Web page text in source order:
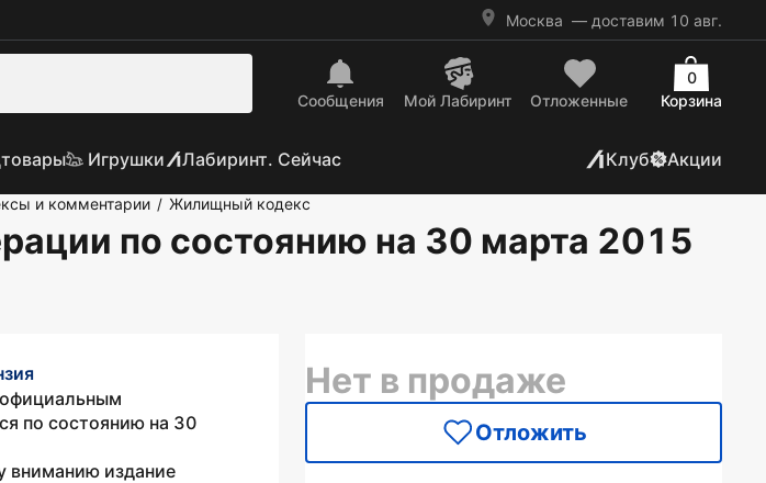
Москва — доставим 10 авг.
Сообщения Mой Лабиринт Отложенные Корзина
0
Игрушки Лабиринт. Сейчас Клуб Акции
и комментарии / Жилищный кодекс
по состоянию на 30 марта 2015
официальным
по состоянию на 30
вниманию издание
Нет в продаже
Отложить